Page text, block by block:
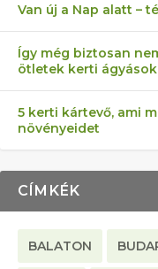
Van új a Nap alatt –
Így még biztosan
ötletek kerti
5 kerti kártevő, ami
növényeidet
CÍMKÉK
BALATON